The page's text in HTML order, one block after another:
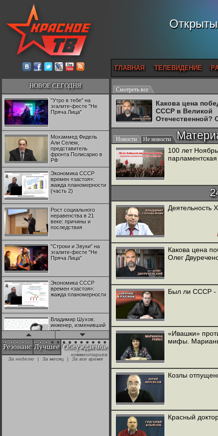
ГЛАВНАЯ ТЕЛЕВИДЕНИЕ
НОВОЕ СЕГОДНЯ
"Утро в тебе" на
эгалите-фесте "Не
Пряча Лица"
Мохаммед Фидель
Али Селем,
представитель
фронта Полисарио в
РФ
Экономика СССР
времен «застоя»:
жажда планомерности
(часть 2)
Рост социального
неравенства в 21
веке: причины и
последствия
"Строки и Звуки" на
эгалите-фесте "Не
Пряча Лица"
Экономика СССР
времен «застоя»:
жажда планомерности
Владимир Шухов:
инженер, изменивший
мир
"Аркадий Коц" на
эгалите-фесте "Не
Резонанс Лучшее Обсуждаемое
комментариев:
За неделю
| За месяц | За все время
Смотреть все
Какова цена
СССР в Великой
Отечественной?
Двуреченский о
потерянной
Новости Не новости
100 лет
Деятельность
Какова цена
Олег
Был ли СССР -
«Ивашки»
мифы.
Козлы
Красный